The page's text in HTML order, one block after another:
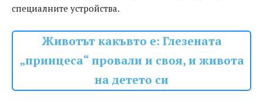
специалните устройства.
Животът какъвто е: Глезената
„принцеса“ провали и своя, и живота
на детето си